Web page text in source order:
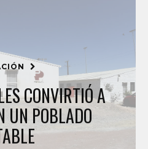
CONVIRTIÓ A
UN POBLADO